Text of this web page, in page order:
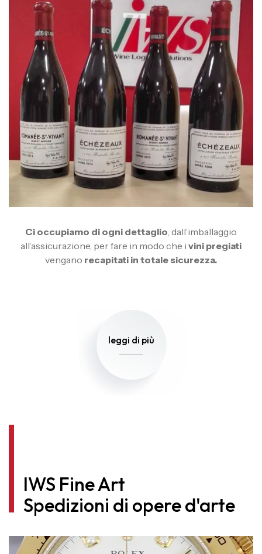
Ci occupiamo di ogni dettaglio , dall’imballaggio
all’assicurazione, per fare in modo che i vini pregiati
vengano recapitati in totale sicurezza.
leggi di più
IWS Fine Art
Spedizioni di opere d'arte